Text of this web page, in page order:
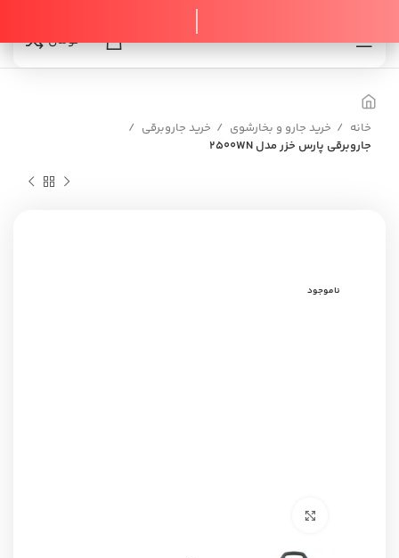
تومان 0
خانه خرید جارو و بخارشوی
خرید جاروبرقی
جاروبرقی پارس خزر مدل 2500WN
ناموجود